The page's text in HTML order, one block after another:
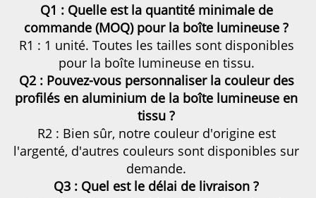
Q1 : Quelle est la quantité minimale de
commande (MOQ) pour la boîte lumineuse ?
R1 : 1 unité. Toutes les tailles sont disponibles
pour la boîte lumineuse en tissu.
Q2 : Pouvez-vous personnaliser la couleur des
profilés en aluminium de la boîte lumineuse en
tissu ?
R2 : Bien sûr, notre couleur d'origine est
l'argenté, d'autres couleurs sont disponibles sur
demande.
Q3 : Quel est le délai de livraison ?